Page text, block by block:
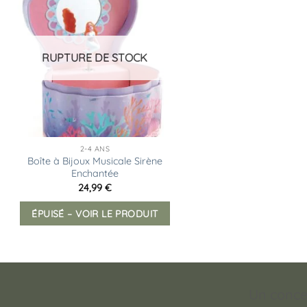
RUPTURE DE STOCK
2-4 ANS
Boîte à Bijoux Musicale Sirène
Enchantée
24,99 €
ÉPUISÉ – VOIR LE PRODUIT